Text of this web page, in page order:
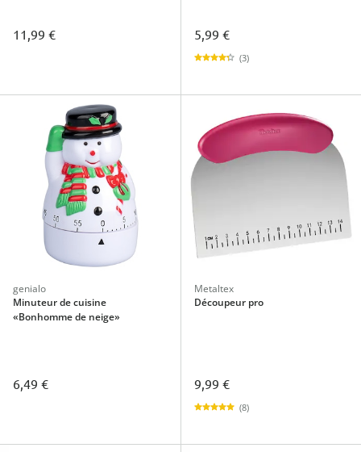
11,99 € 5,99 €
(3)
genialo
Minuteur de cuisine
«Bonhomme de neige»
6,49 €
Metaltex
Découpeur pro
9,99 €
(8)